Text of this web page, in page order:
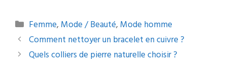
Catégories
Femme, Mode / Beauté, Mode homme
Navigation
des
Comment nettoyer un bracelet en cuivre ?
Quels colliers de pierre naturelle choisir ?